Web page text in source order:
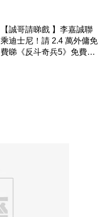
【誠哥請睇戲 】李嘉誠聯
乘迪士尼！請 2.4 萬外傭免
費睇《反斗奇兵5》免費包